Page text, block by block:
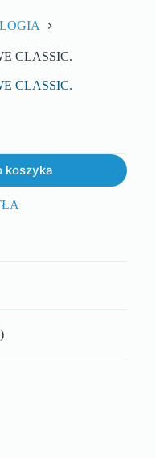
CLASSIC.
CLASSIC.
koszyka